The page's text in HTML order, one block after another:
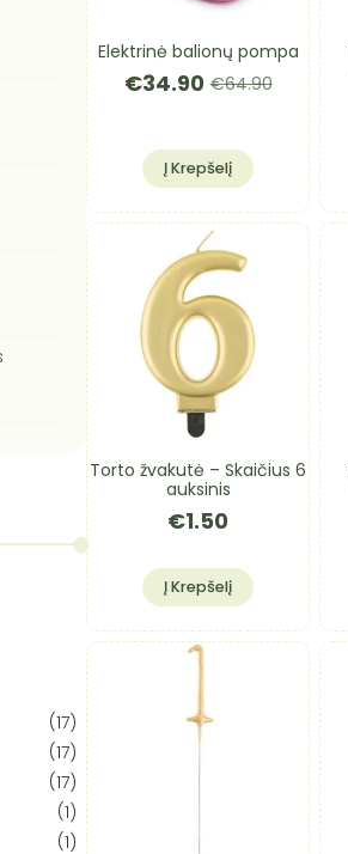
(17)
(17)
(17)
(1)
(1)
Elektrinė balionų pompa
€64.90
Original
was:
€64.90.
€34.90Current
is:
€34.90.
Į Krepšelį
Torto žvakutė – Skaičius 6
auksinis
€1.50
Į Krepšelį